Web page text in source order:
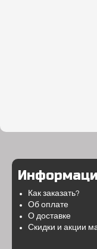
Как заказать?
Об оплате
О доставке
Скидки и акции